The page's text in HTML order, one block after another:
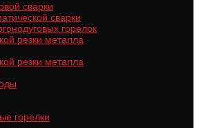
сварки
сварки
горелок
резки металла
резки металла
горелки